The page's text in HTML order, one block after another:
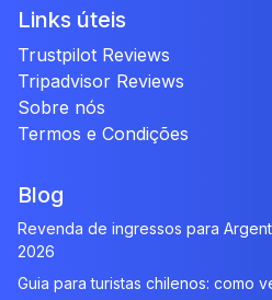
Links úteis
Trustpilot Reviews
Tripadvisor Reviews
Sobre nós
Termos e Condições
Blog
Revenda de ingressos para
2026
Guia para turistas chilenos: como